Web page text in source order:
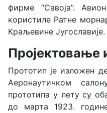
фирме “Савоја”.
користиле Ратне
Краљевине Југославије.
Пројектовање
Прототип је изложен
Аеронаутичком
прототипа у лету су
до марта 1923.